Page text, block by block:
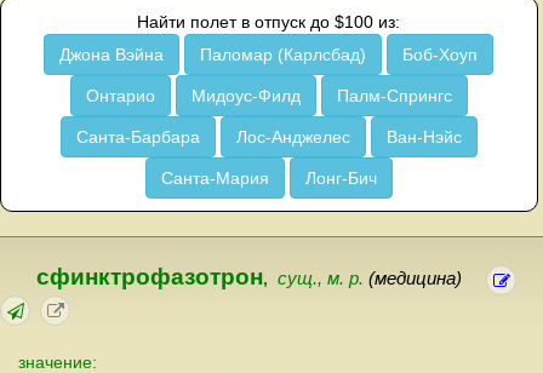
Найти полет в отпуск до $100 из:
Джона Вэйна
Паломар (Карлсбад) Боб-Хоуп
Онтарио Мидоус-Филд Палм-Спрингс
Санта-Барбара Лос-Анджелес Ван-Нэйс
Санта-Мария Лонг-Бич
сфинктрофазотрон, сущ., м. р. (медицина)
значение: